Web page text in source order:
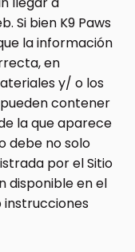
Si bien K9 Paws
la información
en
y/ o los
contener
la que aparece
debe no solo
por el Sitio
disponible en el